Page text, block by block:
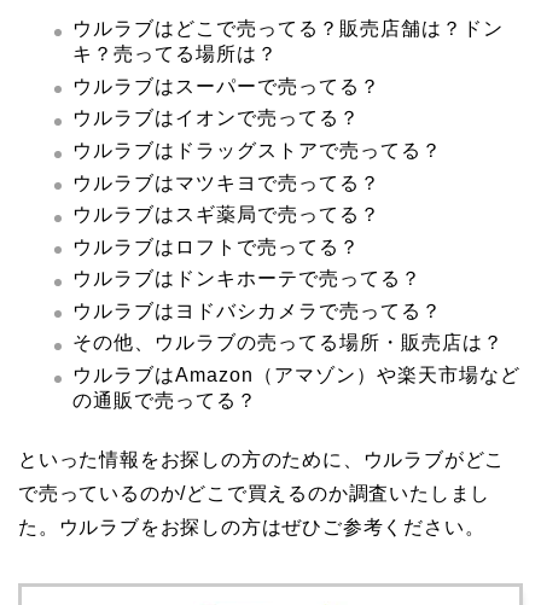
ウルラブはどこで売ってる？販売店舗は？ドン
キ？売ってる場所は？
ウルラブはスーパーで売ってる？
ウルラブはイオンで売ってる？
ウルラブはドラッグストアで売ってる？
ウルラブはマツキヨで売ってる？
ウルラブはスギ薬局で売ってる？
ウルラブはロフトで売ってる？
ウルラブはドンキホーテで売ってる？
ウルラブはヨドバシカメラで売ってる？
その他、ウルラブの売ってる場所・販売店は？
ウルラブはAmazon（アマゾン）や楽天市場など
の通販で売ってる？
といった情報をお探しの方のために、ウルラブがどこ
で売っているのか/どこで買えるのか調査いたしまし
た。ウルラブをお探しの方はぜひご参考ください。